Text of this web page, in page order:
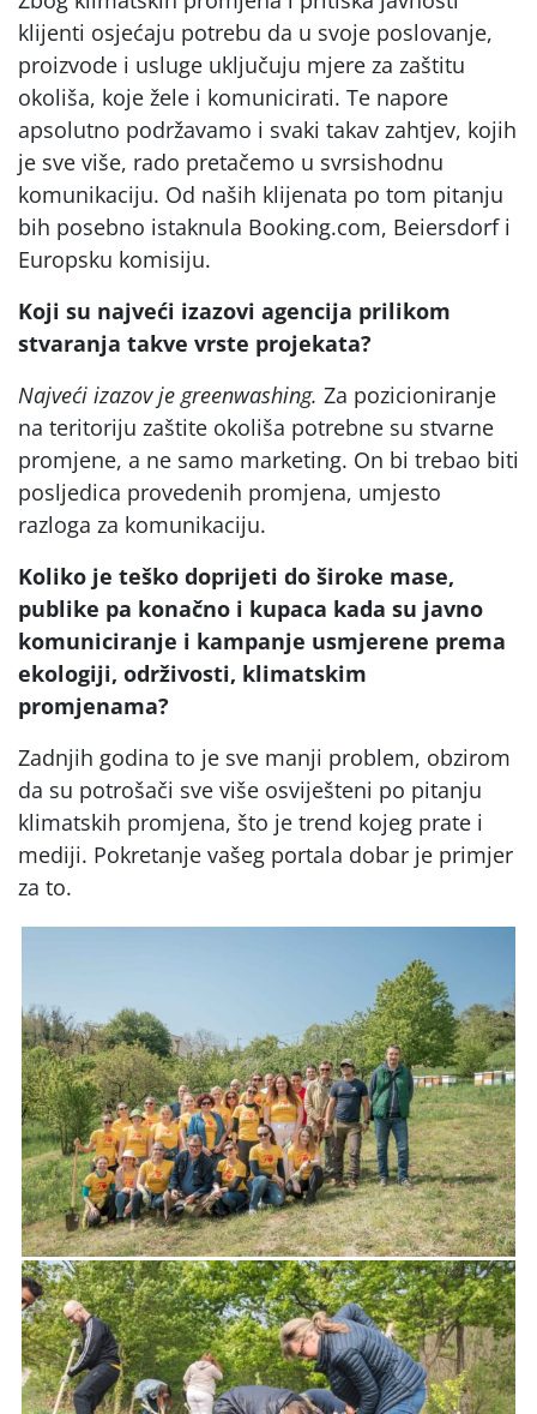
klijenti osjećaju potrebu da u svoje poslovanje,
proizvode i usluge uključuju mjere za zaštitu
okoliša, koje žele i komunicirati. Te napore
apsolutno podržavamo i svaki takav zahtjev, kojih
je sve više, rado pretačemo u svrsishodnu
komunikaciju. Od naših klijenata po tom pitanju
bih posebno istaknula Booking.com, Beiersdorf i
Europsku komisiju.
Koji su najveći izazovi agencija prilikom
stvaranja takve vrste projekata?
Najveći izazov je greenwashing. Za pozicioniranje
na teritoriju zaštite okoliša potrebne su stvarne
promjene, a ne samo marketing. On bi trebao biti
posljedica provedenih promjena, umjesto
razloga za komunikaciju.
Koliko je teško doprijeti do široke mase,
publike pa konačno i kupaca kada su javno
komuniciranje i kampanje usmjerene prema
ekologiji, održivosti, klimatskim
promjenama?
Zadnjih godina to je sve manji problem, obzirom
da su potrošači sve više osviješteni po pitanju
klimatskih promjena, što je trend kojeg prate i
mediji. Pokretanje vašeg portala dobar je primjer
za to.